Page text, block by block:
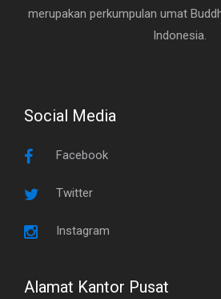
merupakan perkumpulan umat
Indonesia.
Social Media
Facebook
Twitter
Instagram
Alamat Kantor Pusat